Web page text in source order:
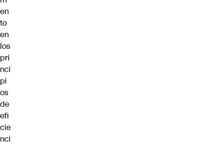
en
to
en
los
pri
nci
pi
os
de
efi
cie
nci